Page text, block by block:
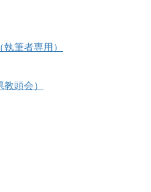
筆者専用）
頭会）